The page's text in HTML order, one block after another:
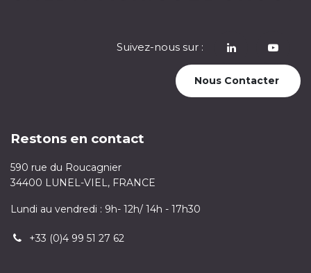
Suivez-nous sur :
Nous Contacter
Restons en contact
590 rue du Roucagnier
34400 LUNEL-VIEL, FRANCE
Lundi au vendredi : 9h- 12h/ 14h - 17h30
+33 (0)4 99 51 27 62